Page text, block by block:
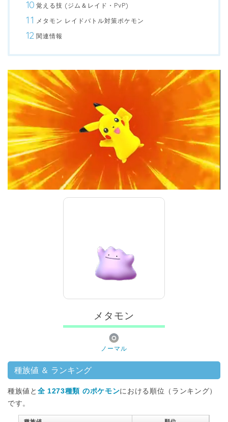
覚える技 (ジム＆レイド・PvP)
メタモン レイドバトル対策ポケモン
関連情報
メタモン
ノーマル
種族値 ＆ ランキング
種族値と 全 1273種類 のポケモンにおける順位（ランキング）
です。